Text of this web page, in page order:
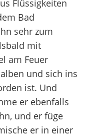
Flüssigkeiten
Bad
sehr zum
mit
am Feuer
und sich ins
ist. Und
er ebenfalls
und er füge
er in einer